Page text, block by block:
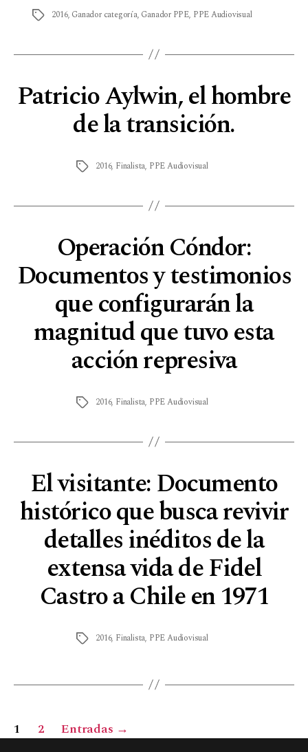
2016, Ganador categoría, Ganador PPE, PPE Audiovisual
Patricio Aylwin, el hombre
de la transición.
2016, Finalista, PPE Audiovisual
Operación Cóndor:
Documentos y testimonios
que configurarán la
magnitud que tuvo esta
acción represiva
2016, Finalista, PPE Audiovisual
El visitante: Documento
histórico que busca revivir
detalles inéditos de la
extensa vida de Fidel
Castro a Chile en 1971
2016, Finalista, PPE Audiovisual
1 2 Entradas →